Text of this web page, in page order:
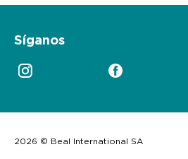
Síganos
2026 © Beal International SA